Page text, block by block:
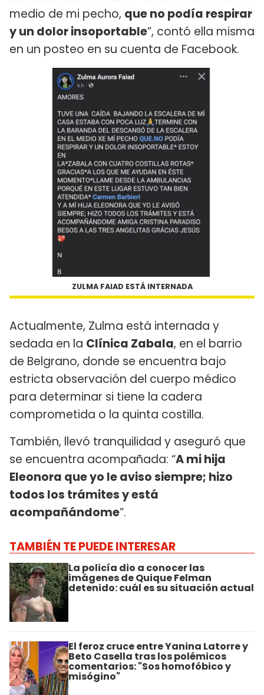
medio de mi pecho, que no podía respirar
y un dolor insoportable”, contó ella misma
en un posteo en su cuenta de Facebook.
ZULMA FAIAD ESTÁ INTERNADA
Actualmente, Zulma está internada y
sedada en la Clínica Zabala, en el barrio
de Belgrano, donde se encuentra bajo
estricta observación del cuerpo médico
para determinar si tiene la cadera
comprometida o la quinta costilla.
También, llevó tranquilidad y aseguró que
se encuentra acompañada: “A mi hija
Eleonora que yo le aviso siempre; hizo
todos los trámites y está
acompañándome”.
TAMBIÉN TE PUEDE INTERESAR
La policía dio a conocer las
imágenes de Quique Felman
detenido: cuál es su situación actual
El feroz cruce entre Yanina Latorre y
Beto Casella tras los polémicos
comentarios: "Sos homofóbico y
misógino"